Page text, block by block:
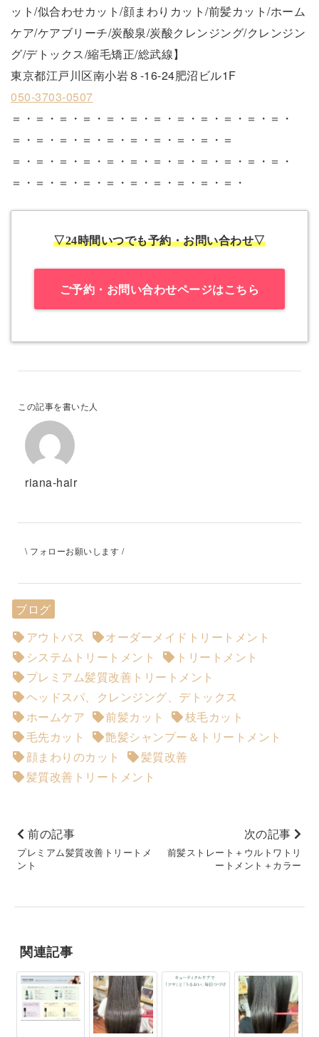
ット/似合わせカット/顔まわりカット/前髪カット/ホーム
ケア/ケアブリーチ/炭酸泉/炭酸クレンジング/クレンジン
グ/デトックス/縮毛矯正/総武線】
東京都江戸川区南小岩８-16-24肥沼ビル1F
050-3703-0507
＝・＝・＝・＝・＝・＝・＝・＝・＝・＝・＝・＝・
＝・＝・＝・＝・＝・＝・＝・＝・＝・＝
＝・＝・＝・＝・＝・＝・＝・＝・＝・＝・＝・＝・
＝・＝・＝・＝・＝・＝・＝・＝・＝・＝・
▽24時間いつでも予約・お問い合わせ▽
ご予約・お問い合わせページはこちら
この記事を書いた人
riana-hair
\ フォローお願いします /
ブログ
アウトバス
オーダーメイドトリートメント
システムトリートメント
トリートメント
プレミアム髪質改善トリートメント
ヘッドスパ、クレンジング、デトックス
ホームケア
前髪カット
枝毛カット
毛先カット
艶髪シャンプー＆トリートメント
顔まわりのカット
髪質改善
髪質改善トリートメント
前の記事
プレミアム髪質改善トリートメ
ント
次の記事
前髪ストレート＋ウルトワトリ
ートメント＋カラー
関連記事